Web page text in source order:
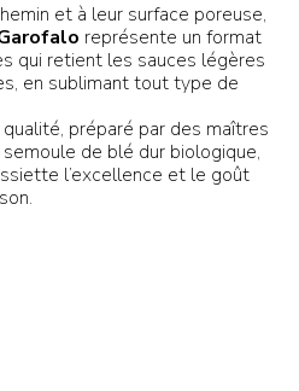
et à leur surface poreuse,
représente un format
qui retient les sauces légères
en sublimant tout type de
préparé par des maîtres
de blé dur biologique,
l’excellence et le goût